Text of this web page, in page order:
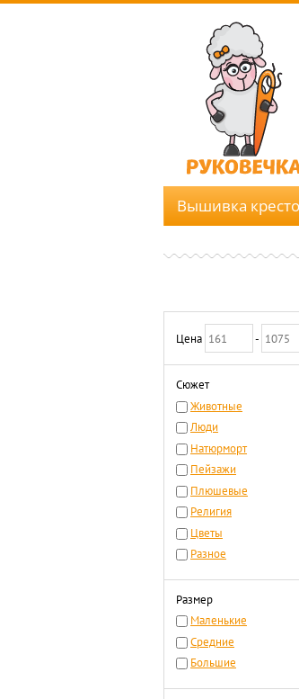
Вышивка
Цена -
Сюжет
Животные
Люди
Натюрморт
Пейзажи
Плюшевые
Религия
Цветы
Разное
Размер
Маленькие
Средние
Большие